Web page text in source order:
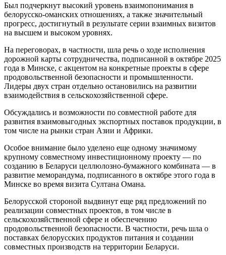
Был подчеркнут высокий уровень взаимопонимания в
белорусско-оманских отношениях, а также значительный
прогресс, достигнутый в результате серии взаимных визитов
на высшем и высоком уровнях.
На переговорах, в частности, шла речь о ходе исполнения
дорожной карты сотрудничества, подписанной в октябре 2025
года в Минске, с акцентом на конкретные проекты в сфере
продовольственной безопасности и промышленности.
Лидеры двух стран отдельно остановились на развитии
взаимодействия в сельскохозяйственной сфере.
Обсуждались и возможности по совместной работе для
развития взаимовыгодных экспортных поставок продукции, в
том числе на рынки стран Азии и Африки.
Особое внимание было уделено еще одному значимому
крупному совместному инвестиционному проекту — по
созданию в Беларуси целлюлозно-бумажного комбината — в
развитие меморандума, подписанного в октябре этого года в
Минске во время визита Султана Омана.
Белорусской стороной выдвинут еще ряд предложений по
реализации совместных проектов, в том числе в
сельскохозяйственной сфере и обеспечению
продовольственной безопасности. В частности, речь шла о
поставках белорусских продуктов питания и создании
совместных производств на территории Беларуси.